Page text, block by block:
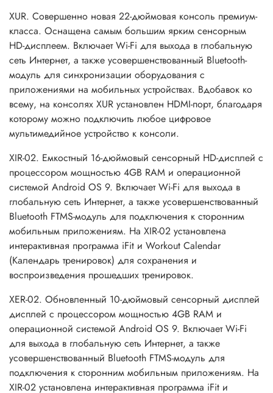
XUR. Совершенно новая 22-дюймовая консоль премиум-
класса. Оснащена самым большим ярким сенсорным
HD-дисплеем. Включает Wi-Fi для выхода в глобальную
сеть Интернет, а также усовершенствованный Bluetooth-
модуль для синхронизации оборудования с
приложениями на мобильных устройствах. Вдобавок ко
всему, на консолях XUR установлен HDMI-порт, благодаря
которому можно подключить любое цифровое
мультимедийное устройство к консоли.
XIR-02. Емкостный 16-дюймовый сенсорный HD-дисплей с
процессором мощностью 4GB RAM и операционной
системой Android OS 9. Включает Wi-Fi для выхода в
глобальную сеть Интернет, а также усовершенствованный
Bluetooth FTMS-модуль для подключения к сторонним
мобильным приложениям. На XIR-02 установлена
интерактивная программа iFit и Workout Calendar
(Календарь тренировок) для сохранения и
воспроизведения прошедших тренировок.
XER-02. Обновленный 10-дюймовый сенсорный дисплей
дисплей с процессором мощностью 4GB RAM и
операционной системой Android OS 9. Включает Wi-Fi
для выхода в глобальную сеть Интернет, а также
усовершенствованный Bluetooth FTMS-модуль для
подключения к сторонним мобильным приложениям. На
XIR-02 установлена интерактивная программа iFit и